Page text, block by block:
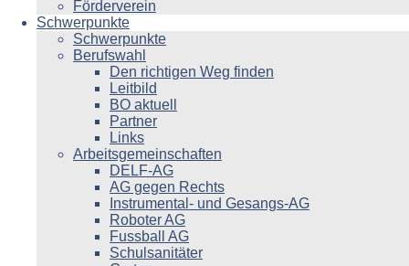
Förderverein
Schwerpunkte
Schwerpunkte
Berufswahl
Den richtigen Weg finden
Leitbild
BO aktuell
Partner
Links
Arbeitsgemeinschaften
DELF-AG
AG gegen Rechts
Instrumental- und Gesangs-AG
Roboter AG
Fussball AG
Schulsanitäter